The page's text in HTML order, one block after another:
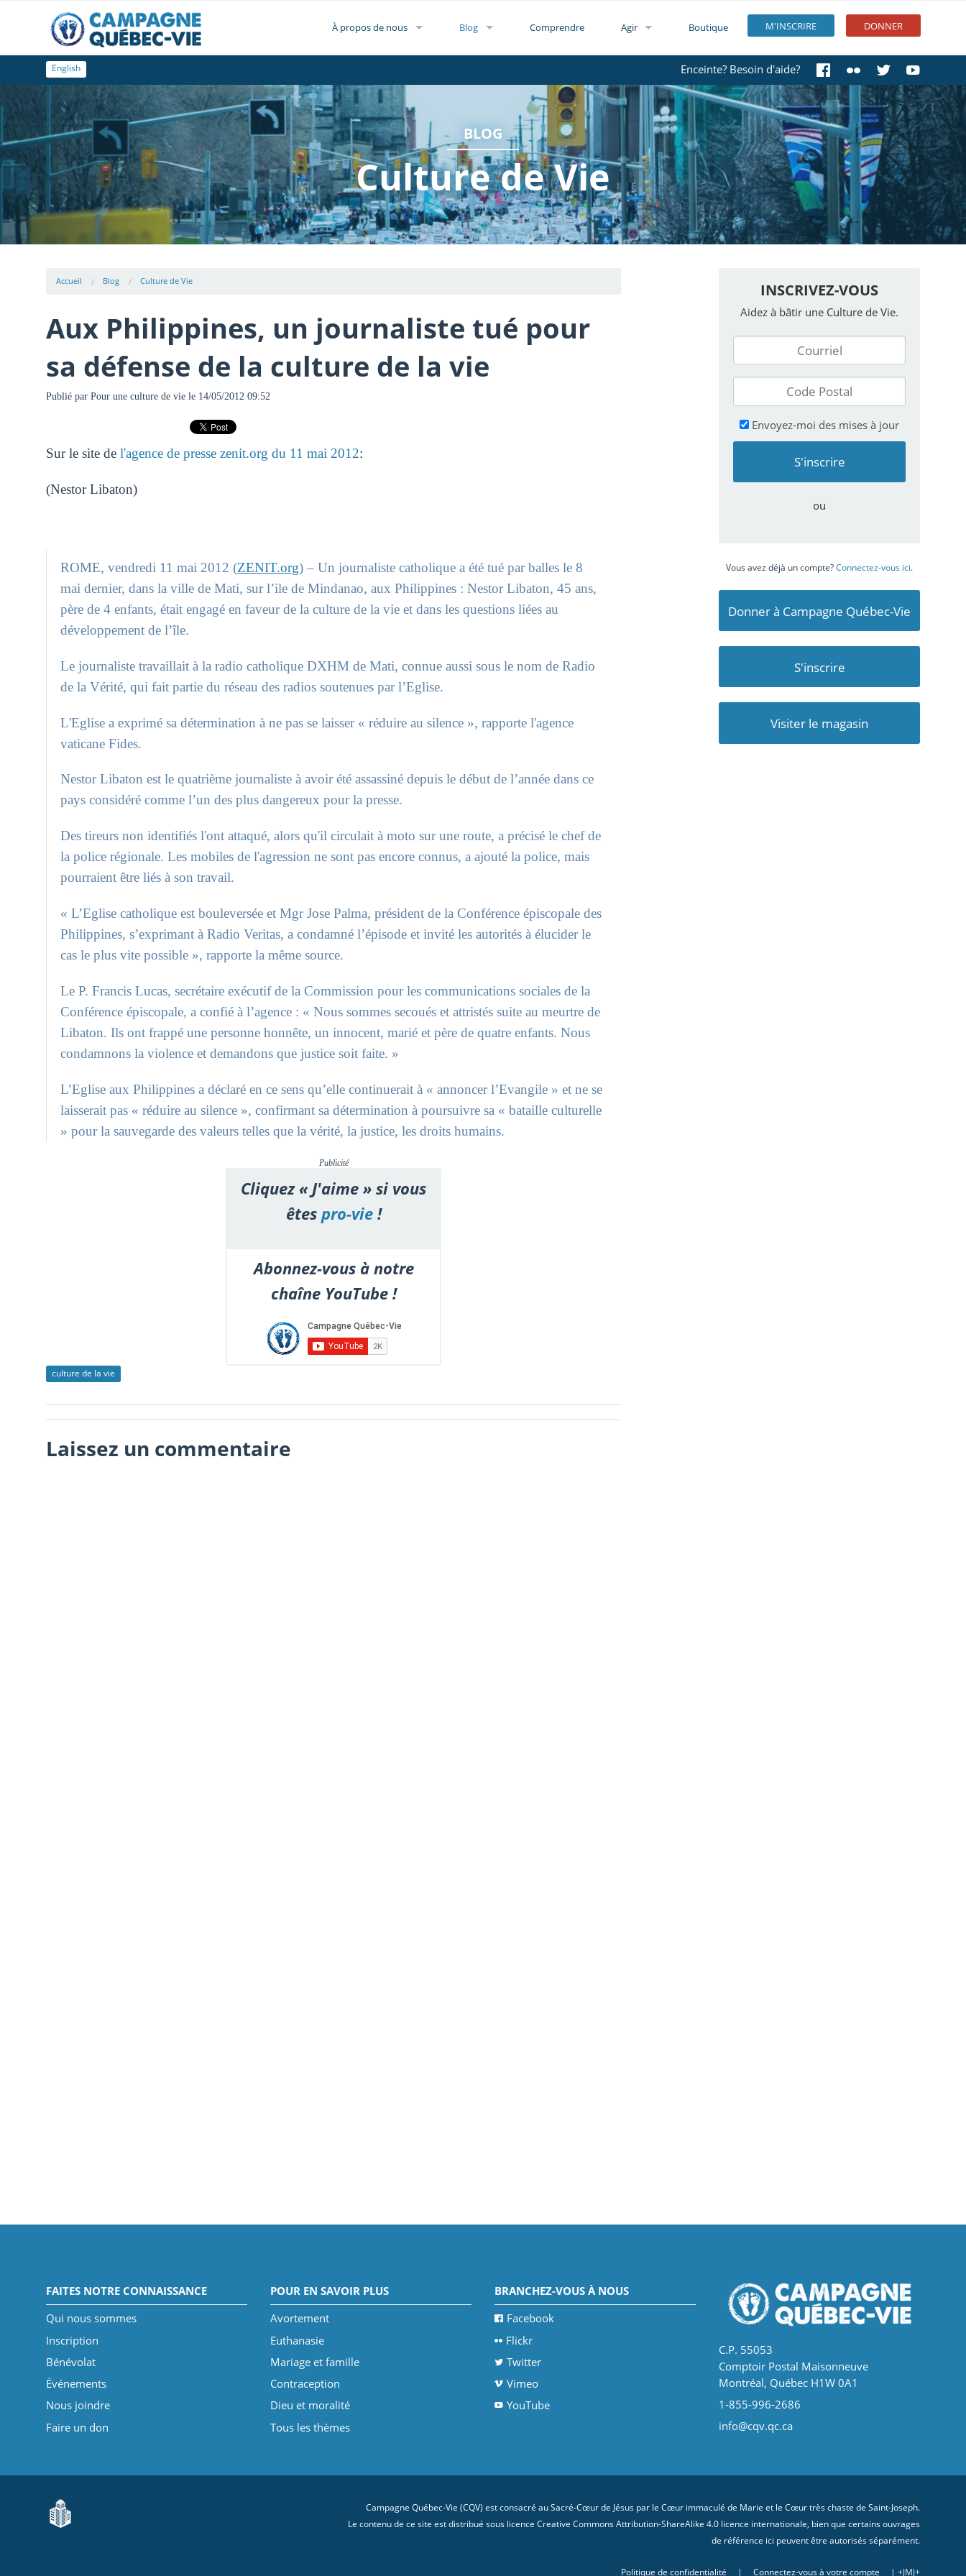
M'INSCRIRE DONNER
À propos de nous Blog Comprendre Agir Boutique
Enceinte? Besoin d'aide?
English
BLOG
Culture de Vie
Accueil Blog Culture de Vie
Aux Philippines, un journaliste tué pour
sa défense de la culture de la vie
Publié par Pour une culture de viele 14/05/2012 09:52
Sur le site de l'agence de presse zenit.org du 11 mai 2012:
(Nestor Libaton)
ROME, vendredi 11 mai 2012 (ZENIT.org) – Un journaliste catholique a été tué par balles le 8
mai dernier, dans la ville de Mati, sur l’ile de Mindanao, aux Philippines : Nestor Libaton, 45 ans,
père de 4 enfants, était engagé en faveur de la culture de la vie et dans les questions liées au
développement de l’île.
Le journaliste travaillait à la radio catholique DXHM de Mati, connue aussi sous le nom de Radio
de la Vérité, qui fait partie du réseau des radios soutenues par l’Eglise.
L'Eglise a exprimé sa détermination à ne pas se laisser « réduire au silence », rapporte l'agence
vaticane Fides.
Nestor Libaton est le quatrième journaliste à avoir été assassiné depuis le début de l’année dans ce
pays considéré comme l’un des plus dangereux pour la presse.
Des tireurs non identifiés l'ont attaqué, alors qu'il circulait à moto sur une route, a précisé le chef de
la police régionale. Les mobiles de l'agression ne sont pas encore connus, a ajouté la police, mais
pourraient être liés à son travail.
« L’Eglise catholique est bouleversée et Mgr Jose Palma, président de la Conférence épiscopale des
Philippines, s’exprimant à Radio Veritas, a condamné l’épisode et invité les autorités à élucider le
cas le plus vite possible », rapporte la même source.
Le P. Francis Lucas, secrétaire exécutif de la Commission pour les communications sociales de la
Conférence épiscopale, a confié à l’agence : « Nous sommes secoués et attristés suite au meurtre de
Libaton. Ils ont frappé une personne honnête, un innocent, marié et père de quatre enfants. Nous
condamnons la violence et demandons que justice soit faite. »
L’Eglise aux Philippines a déclaré en ce sens qu’elle continuerait à « annoncer l’Evangile » et ne se
laisserait pas « réduire au silence », confirmant sa détermination à poursuivre sa « bataille culturelle
» pour la sauvegarde des valeurs telles que la vérité, la justice, les droits humains.
Publicité
Cliquez « J'aime » si vous
êtespro-vie!
Abonnez-vous à notre
chaîne YouTube !
culture de la vie
Laissez un commentaire
INSCRIVEZ-VOUS
Aidez à bâtir une Culture de Vie.
Envoyez-moi des mises à jour
ou
Vous avez déjà un compte?Connectez-vous ici.
Donner à Campagne Québec-Vie
S'inscrire
Visiter le magasin
FAITES NOTRE CONNAISSANCE
Qui nous sommes
Inscription
Bénévolat
Événements
Nous joindre
Faire un don
POUR EN SAVOIR PLUS
Avortement
Euthanasie
Mariage et famille
Contraception
Dieu et moralité
Tous les thèmes
BRANCHEZ-VOUS À NOUS
Facebook
Flickr
Twitter
Vimeo
YouTube
C.P. 55053
Comptoir Postal Maisonneuve
Montréal, Québec H1W 0A1
1-855-996-2686
info@cqv.qc.ca
Campagne Québec-Vie (CQV) est consacré au Sacré-Cœur de Jésus par le Cœur immaculé de Marie et le Cœur très chaste de Saint-Joseph.
Le contenu de ce site est distribué sous licenceCreative Commons Attribution-ShareAlike 4.0 licence internationale , bien que certains ouvrages
de référence ici peuvent être autorisés séparément.
Politique de confidentialité | Connectez-vous à votre compte | +JMJ+